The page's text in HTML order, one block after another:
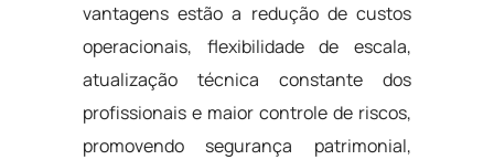
vantagens estão a redução de custos
operacionais, flexibilidade de escala,
atualização técnica constante dos
profissionais e maior controle de riscos,
promovendo segurança patrimonial,